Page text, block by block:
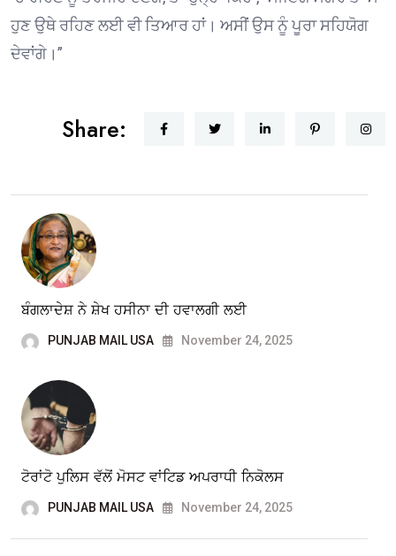
ਹੁਣ ਉਥੇ ਰਹਿਣ ਲਈ ਵੀ ਤਿਆਰ ਹਾਂ। ਅਸੀਂ ਉਸ ਨੂੰ ਪੂਰਾ ਸਹਿਯੋਗ
ਦੇਵਾਂਗੇ।”
Share:
ਬੰਗਲਾਦੇਸ਼ ਨੇ ਸ਼ੇਖ ਹਸੀਨਾ ਦੀ ਹਵਾਲਗੀ ਲਈ
PUNJAB MAIL USA November 24, 2025
ਟੋਰਾਂਟੋ ਪੁਲਿਸ ਵੱਲੋਂ ਮੋਸਟ ਵਾਂਟਿਡ ਅਪਰਾਧੀ ਨਿਕੋਲਸ
PUNJAB MAIL USA November 24, 2025